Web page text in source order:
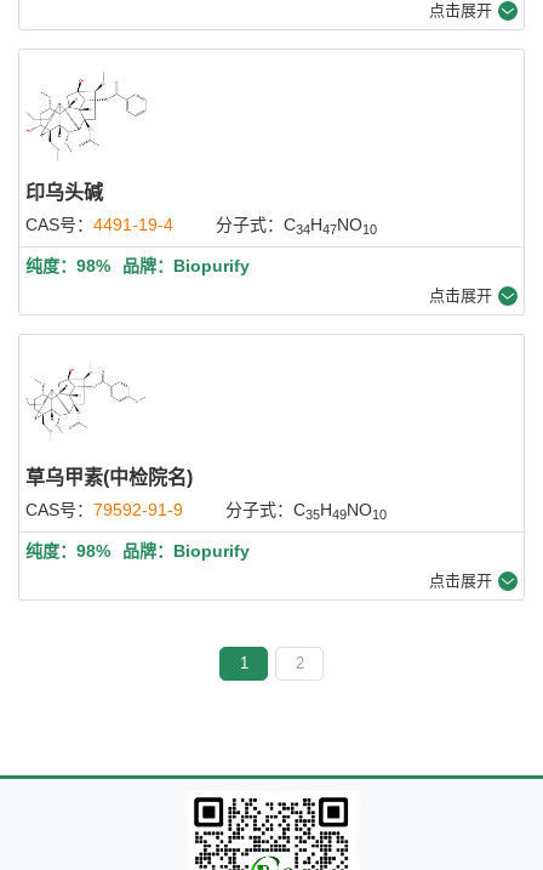
点击展开
印乌头碱
CAS号： 4491-19-4 分子式：C34H47NO10
纯度：98% 品牌：Biopurify
点击展开
草乌甲素(中检院名)
CAS号： 79592-91-9 分子式：C35H49NO10
纯度：98% 品牌：Biopurify
点击展开
1 2